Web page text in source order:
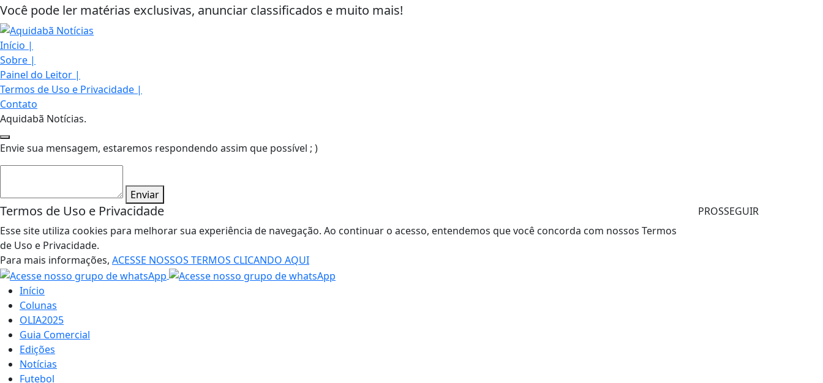
Você pode ler matérias exclusivas, anunciar classificados e muito mais!
Início |
Sobre |
Painel do Leitor |
Termos de Uso e Privacidade |
Contato
Aquidabã Notícias.
Envie sua mensagem, estaremos respondendo assim que possível ; )
Enviar
Termos de Uso e Privacidade
Esse site utiliza cookies para melhorar sua experiência de navegação. Ao continuar o acesso, entendemos que você concorda com nossos Termos
de Uso e Privacidade.
Para mais informações, ACESSE NOSSOS TERMOS CLICANDO AQUI
PROSSEGUIR
Início
Colunas
OLIA2025
Guia Comercial
Edições
Notícias
Futebol